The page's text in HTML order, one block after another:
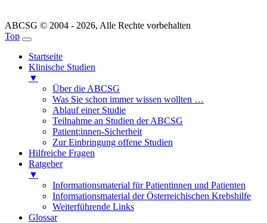
ABCSG © 2004 - 2026, Alle Rechte vorbehalten
Top
Startseite
Klinische Studien
▼
Über die ABCSG
Was Sie schon immer wissen wollten …
Ablauf einer Studie
Teilnahme an Studien der ABCSG
Patient:innen-Sicherheit
Zur Einbringung offene Studien
Hilfreiche Fragen
Ratgeber
▼
Informationsmaterial für Patientinnen und Patienten
Informationsmaterial der Österreichischen Krebshilfe
Weiterführende Links
Glossar